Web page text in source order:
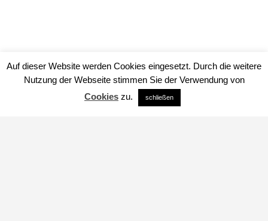
Auf dieser Website werden Cookies eingesetzt. Durch die weitere
Nutzung der Webseite stimmen Sie der Verwendung von
Cookies zu. schließen